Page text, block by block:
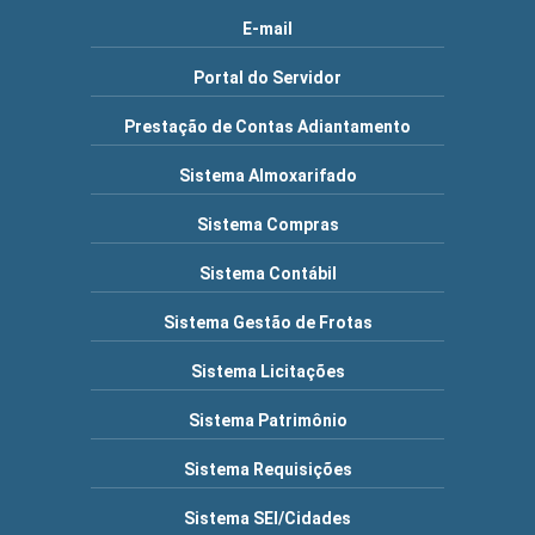
E-mail
Portal do Servidor
Prestação de Contas Adiantamento
Sistema Almoxarifado
Sistema Compras
Sistema Contábil
Sistema Gestão de Frotas
Sistema Licitações
Sistema Patrimônio
Sistema Requisições
Sistema SEI/Cidades